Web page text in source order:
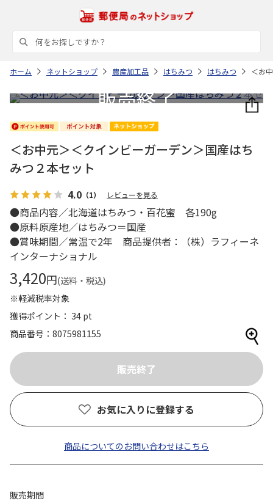
ホーム ネットショップ 農産加工品 はちみつ はちみつ ＜お
＜お中元＞＜クインビーガーデン＞国産はち
みつ２本セット
4.0 （1） レビューを見る
●商品内容／北海道はちみつ・百花蜜 各190g
●原料原産地／はちみつ＝国産
●賞味期間／常温で2年 商品提供者：（株）ラフィーネ
インターナショナル
3,420円(送料・税込)
※軽減税率対象
獲得ポイント： 34 pt
商品番号
8075981155
お気に入りに登録する
商品についてのお問い合わせはこちら
販売期間